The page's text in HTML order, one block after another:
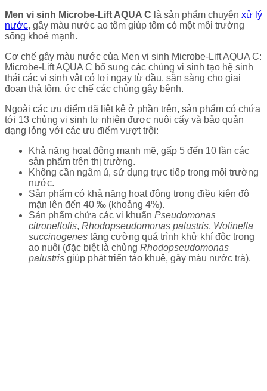
Men vi sinh Microbe-Lift AQUA C là sản phẩm chuyên xử lý
nước, gây màu nước ao tôm giúp tôm có một môi trường
sống khoẻ mạnh.
Cơ chế gây màu nước của Men vi sinh Microbe-Lift AQUA C:
Microbe-Lift AQUA C bổ sung các chủng vi sinh tạo hệ sinh
thái các vi sinh vật có lợi ngay từ đầu, sẵn sàng cho giai
đoạn thả tôm, ức chế các chủng gây bệnh.
Ngoài các ưu điểm đã liệt kê ở phần trên, sản phẩm có chứa
tới 13 chủng vi sinh tự nhiên được nuôi cấy và bảo quản
dạng lỏng với các ưu điểm vượt trội:
Khả năng hoạt động mạnh mẽ, gấp 5 đến 10 lần các
sản phẩm trên thị trường.
Không cần ngâm ủ, sử dụng trực tiếp trong môi trường
nước.
Sản phẩm có khả năng hoạt động trong điều kiện độ
mặn lên đến 40 ‰ (khoảng 4%).
Sản phẩm chứa các vi khuẩn Pseudomonas
citronellolis, Rhodopseudomonas palustris, Wolinella
succinogenes tăng cường quá trình khử khí độc trong
ao nuôi (đặc biệt là chủng Rhodopseudomonas
palustris giúp phát triển tảo khuê, gây màu nước trà).